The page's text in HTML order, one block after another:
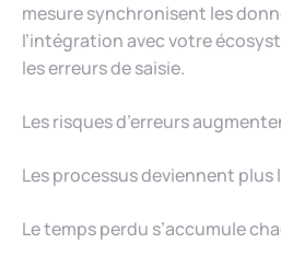
mesure synchronisent les
l’intégration avec votre
les erreurs de saisie.
Les risques d’erreurs
Les processus deviennent plus
Le temps perdu s’accumule